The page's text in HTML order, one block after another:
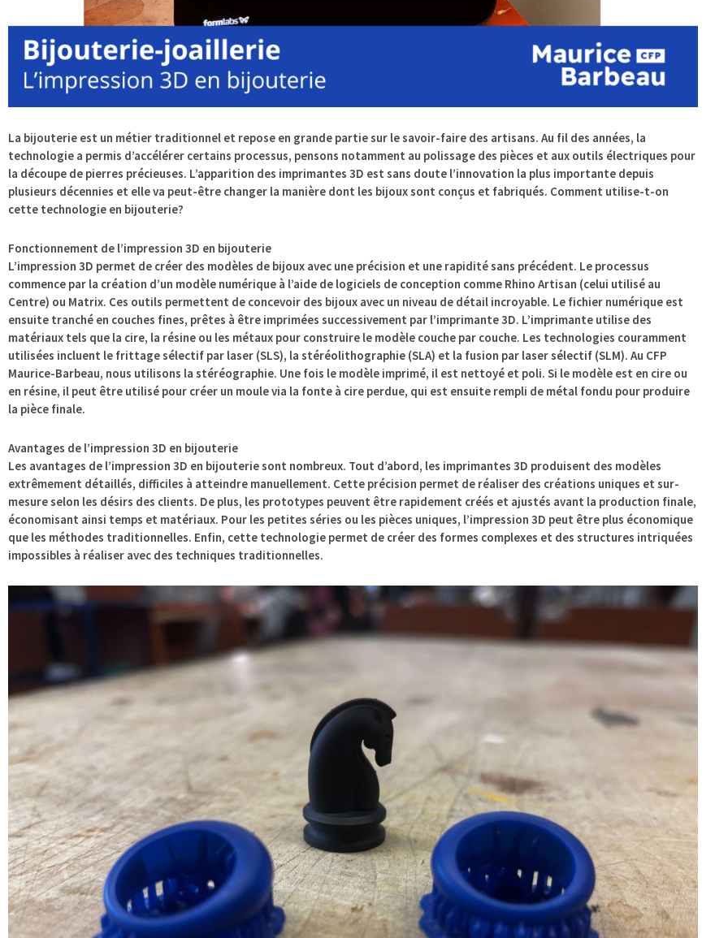
La bijouterie est un métier traditionnel et repose en grande partie sur le savoir-faire des artisans. Au fil des années, la
technologie a permis d’accélérer certains processus, pensons notamment au polissage des pièces et aux outils électriques pour
la découpe de pierres précieuses. L’apparition des imprimantes 3D est sans doute l’innovation la plus importante depuis
plusieurs décennies et elle va peut-être changer la manière dont les bijoux sont conçus et fabriqués. Comment utilise-t-on
cette technologie en bijouterie?
Fonctionnement de l’impression 3D en bijouterie
L’impression 3D permet de créer des modèles de bijoux avec une précision et une rapidité sans précédent. Le processus
commence par la création d’un modèle numérique à l’aide de logiciels de conception comme Rhino Artisan (celui utilisé au
Centre) ou Matrix. Ces outils permettent de concevoir des bijoux avec un niveau de détail incroyable. Le fichier numérique est
ensuite tranché en couches fines, prêtes à être imprimées successivement par l’imprimante 3D. L’imprimante utilise des
matériaux tels que la cire, la résine ou les métaux pour construire le modèle couche par couche. Les technologies couramment
utilisées incluent le frittage sélectif par laser (SLS), la stéréolithographie (SLA) et la fusion par laser sélectif (SLM). Au CFP
Maurice-Barbeau, nous utilisons la stéréographie. Une fois le modèle imprimé, il est nettoyé et poli. Si le modèle est en cire ou
en résine, il peut être utilisé pour créer un moule via la fonte à cire perdue, qui est ensuite rempli de métal fondu pour produire
la pièce finale.
Avantages de l’impression 3D en bijouterie
Les avantages de l’impression 3D en bijouterie sont nombreux. Tout d’abord, les imprimantes 3D produisent des modèles
extrêmement détaillés, difficiles à atteindre manuellement. Cette précision permet de réaliser des créations uniques et sur-
mesure selon les désirs des clients. De plus, les prototypes peuvent être rapidement créés et ajustés avant la production finale,
économisant ainsi temps et matériaux. Pour les petites séries ou les pièces uniques, l’impression 3D peut être plus économique
que les méthodes traditionnelles. Enfin, cette technologie permet de créer des formes complexes et des structures intriquées
impossibles à réaliser avec des techniques traditionnelles.